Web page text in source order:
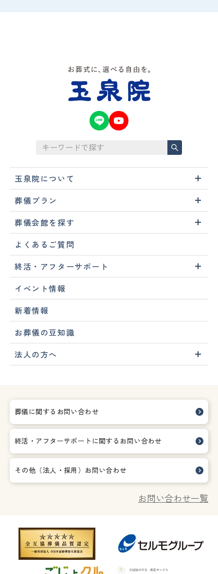
玉泉院について
葬儀プラン
葬儀会館を探す
よくあるご質問
終活・アフターサポート
イベント情報
新着情報
お葬儀の豆知識
法人の方へ
葬儀に関するお問い合わせ
終活・アフターサポートに関する お問い合わせ
その他（法人・採用）お問い合わせ
お問い合わせ一覧